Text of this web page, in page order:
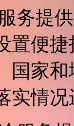
务提
置便
国家
实情